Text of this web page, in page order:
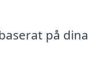
på dina